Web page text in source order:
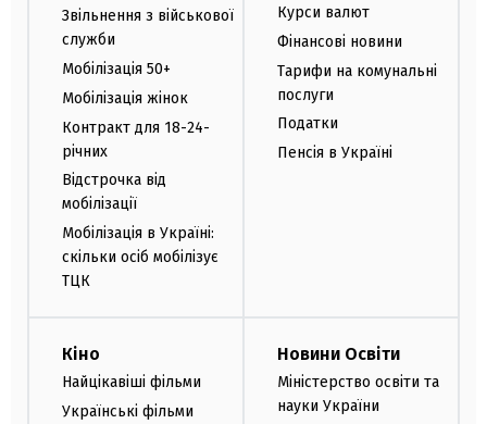
Звільнення з військової
служби
Мобілізація 50+
Мобілізація жінок
Контракт для 18-24-
річних
Відстрочка від
мобілізації
Мобілізація в Україні:
скільки осіб мобілізує
ТЦК
Курси валют
Фінансові новини
Тарифи на комунальні
послуги
Податки
Пенсія в Україні
Кіно
Найцікавіші фільми
Українські фільми
Новини Освіти
Міністерство освіти та
науки України